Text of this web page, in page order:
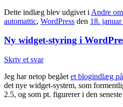
Dette indlæg blev udgivet i Andre
automattic, WordPress den 18.
Ny widget-styring i
Skriv et svar
Jeg har netop begået et blogindlæg
det nye widget-system, som
2.5, og som pt. figurerer i den